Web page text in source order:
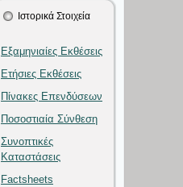
Ιστορικά Στοιχεία
Εξαμηνιαίες Εκθέσεις
Ετήσιες Εκθέσεις
Πίνακες Επενδύσεων
Ποσοστιαία Σύνθεση
Συνοπτικές
Καταστάσεις
Factsheets